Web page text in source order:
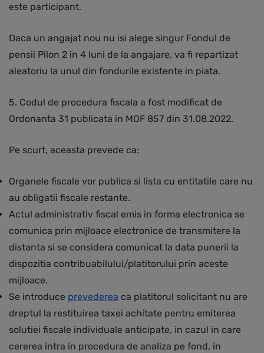
este participant.
Daca un angajat nou nu isi alege singur Fondul de
pensii Pilon 2 in 4 luni de la angajare, va fi repartizat
aleatoriu la unul din fondurile existente in piata.
5. Codul de procedura fiscala a fost modificat de
Ordonanta 31 publicata in MOF 857 din 31.08.2022.
Pe scurt, aceasta prevede ca:
Organele fiscale vor publica si lista cu entitatile care nu
au obligatii fiscale restante.
Actul administrativ fiscal emis in forma electronica se
comunica prin mijloace electronice de transmitere la
distanta si se considera comunicat la data punerii la
dispozitia contribuabilului/platitorului prin aceste
mijloace.
Se introduce prevederea ca platitorul solicitant nu are
dreptul la restituirea taxei achitate pentru emiterea
solutiei fiscale individuale anticipate, in cazul in care
cererea intra in procedura de analiza pe fond, in